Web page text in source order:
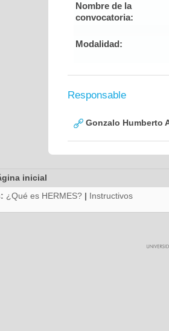
Nombre de la
convocatoria:
Modalidad:
Responsable
Gonzalo Humberto
inicial
¿Qué es HERMES? | Instructivos